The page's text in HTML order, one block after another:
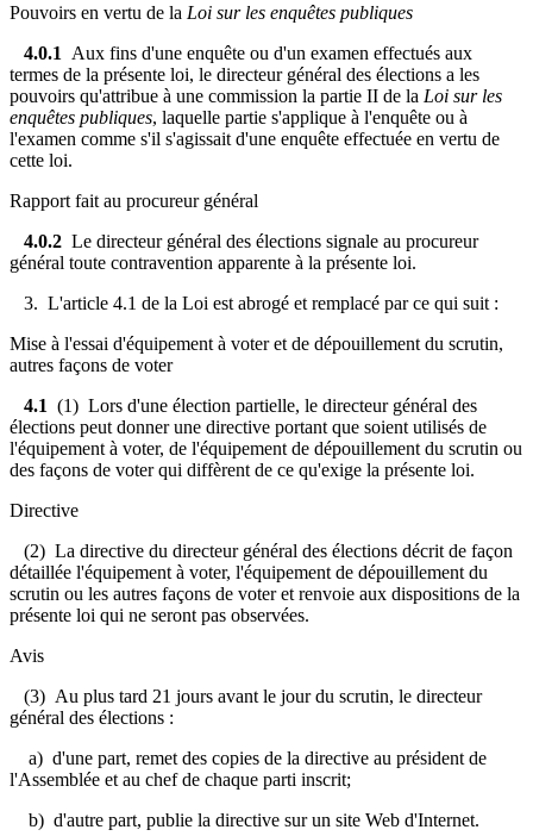
Pouvoirs en vertu de la Loi sur les enquêtes publiques
4.0.1 Aux fins d'une enquête ou d'un examen effectués aux
termes de la présente loi, le directeur général des élections a les
pouvoirs qu'attribue à une commission la partie II de la Loi sur les
enquêtes publiques, laquelle partie s'applique à l'enquête ou à
l'examen comme s'il s'agissait d'une enquête effectuée en vertu de
cette loi.
Rapport fait au procureur général
4.0.2 Le directeur général des élections signale au procureur
général toute contravention apparente à la présente loi.
3. L'article 4.1 de la Loi est abrogé et remplacé par ce qui suit :
Mise à l'essai d'équipement à voter et de dépouillement du scrutin,
autres façons de voter
4.1 (1) Lors d'une élection partielle, le directeur général des
élections peut donner une directive portant que soient utilisés de
l'équipement à voter, de l'équipement de dépouillement du scrutin ou
des façons de voter qui diffèrent de ce qu'exige la présente loi.
Directive
(2) La directive du directeur général des élections décrit de façon
détaillée l'équipement à voter, l'équipement de dépouillement du
scrutin ou les autres façons de voter et renvoie aux dispositions de la
présente loi qui ne seront pas observées.
Avis
(3) Au plus tard 21 jours avant le jour du scrutin, le directeur
général des élections :
a) d'une part, remet des copies de la directive au président de
l'Assemblée et au chef de chaque parti inscrit;
b) d'autre part, publie la directive sur un site Web d'Internet.